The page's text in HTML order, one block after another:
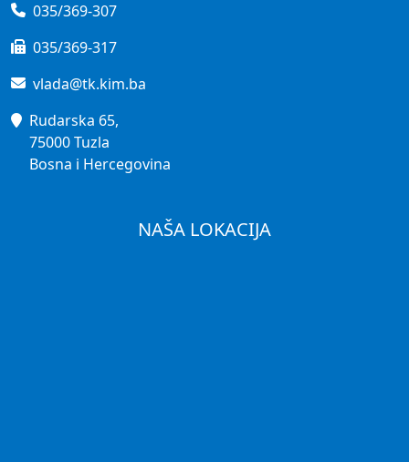
035/369-307
035/369-317
vlada@tk.kim.ba
Rudarska 65,
75000 Tuzla
Bosna i Hercegovina
NAŠA LOKACIJA